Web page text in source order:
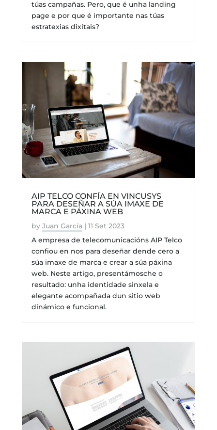
túas campañas. Pero, que é unha landing
page e por que é importante nas túas
estratexias dixitais?
AIP TELCO CONFÍA EN VINCUSYS
PARA DESEÑAR A SÚA IMAXE DE
MARCA E PÁXINA WEB
by Juan García | 11 Set 2023
A empresa de telecomunicacións AIP Telco
confiou en nos para deseñar dende cero a
súa imaxe de marca e crear a súa páxina
web. Neste artigo, presentámosche o
resultado: unha identidade sinxela e
elegante acompañada dun sitio web
dinámico e funcional.